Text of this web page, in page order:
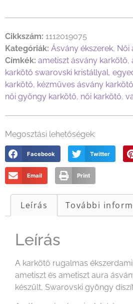
Cikkszám: 1112019075
Kategóriák: Ásvány ékszerek, Női
Címkék: ametiszt ásvány karkötő,
karkötő swarovski kristállyal,
karkötő, kézműves ásvány karkötő
női gyöngy karkötő, női karkötő,
Megosztási lehetőségek:
Facebook Twitter
Email Print
Leírás További
Leírás
A karkötő rugalmas
ametiszt és ametiszt aura
készült, Swarovski gyöngy